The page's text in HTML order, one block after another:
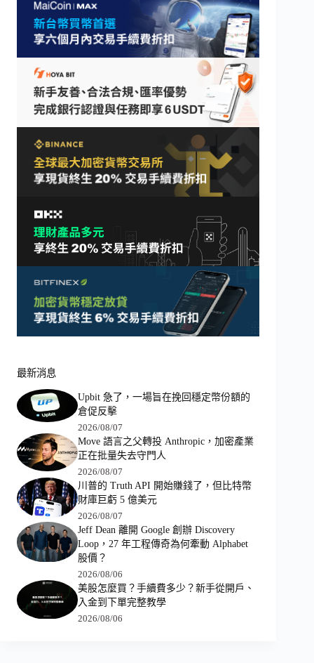
最新消息
Upbit 急了，一場旨在挽回穩定幣份額的
倉促反擊
2026/08/07
Move 語言之父轉投 Anthropic，加密產業
正在批量失去守門人
2026/08/07
川普的 Truth API 開始賺錢了，但比特幣
財庫巨虧 5 億美元
2026/08/07
Jeff Dean 離開 Google 創辦 Discovery
Loop，27 年工程傳奇為何牽動 Alphabet
股價？
2026/08/06
美股怎麼買？手續費多少？新手從開戶、
入金到下單完整教學
2026/08/06